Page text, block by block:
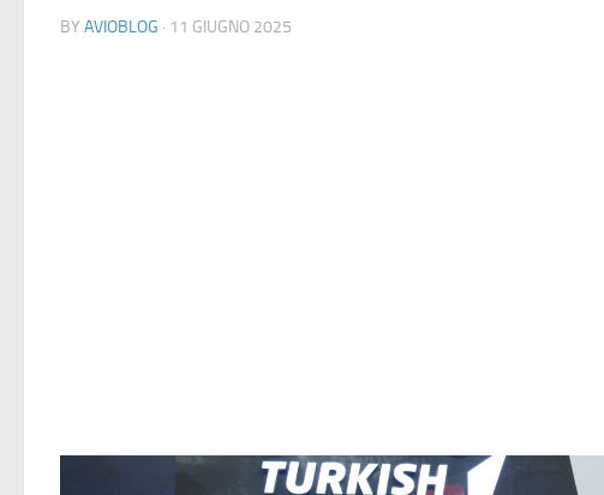
BY AVIOBLOG · 11 GIUGNO 2025